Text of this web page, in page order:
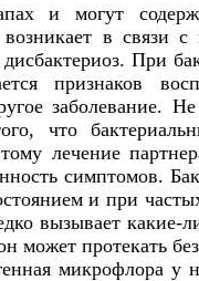
и могут
в связи с
При
признаков
заболевание. Не
что
лечение
симптомов.
и при
вызывает какие-
протекать
микрофлора у